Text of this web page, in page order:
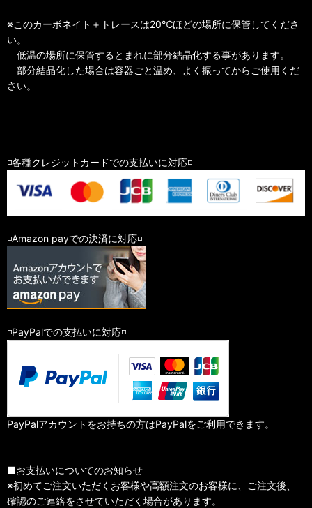
※このカーボネイト＋トレースは20℃ほどの場所に保管してくださ
い。
低温の場所に保管するとまれに部分結晶化する事があります。
部分結晶化した場合は容器ごと温め、よく振ってからご使用くだ
さい。
◽️各種クレジットカードでの支払いに対応◽️
◽️Amazon payでの決済に対応◽️
◽️PayPalでの支払いに対応◽️
PayPalアカウントをお持ちの方はPayPalをご利用できます。
■お支払いについてのお知らせ
※初めてご注文いただくお客様や高額注文のお客様に、ご注文後、
確認のご連絡をさせていただく場合があります。